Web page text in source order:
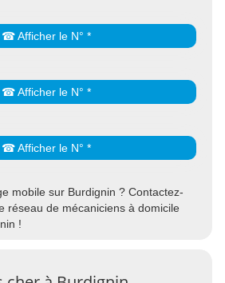
☎ Afficher le N° *
☎ Afficher le N° *
☎ Afficher le N° *
mobile sur Burdignin ? Contactez-
réseau de mécaniciens à domicile
!